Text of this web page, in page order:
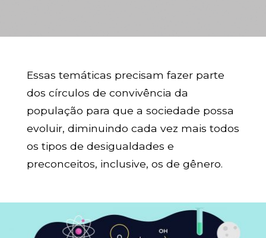
Essas temáticas precisam fazer parte
dos círculos de convivência da
população para que a sociedade possa
evoluir, diminuindo cada vez mais todos
os tipos de desigualdades e
preconceitos, inclusive, os de gênero.